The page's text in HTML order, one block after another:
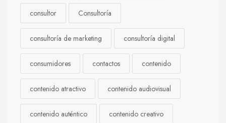
consultor Consultoría
consultoría de marketing consultoría digital
consumidores contactos contenido
contenido atractivo contenido audiovisual
contenido auténtico contenido creativo